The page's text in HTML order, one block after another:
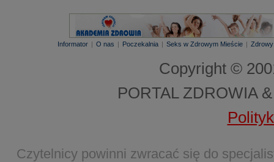
Informator | O nas | Poczekalnia | Seks w Zdrowym Mieście |
Copyright ©
PORTAL ZDROWIA
Czytelnicy powinni zwracać się do